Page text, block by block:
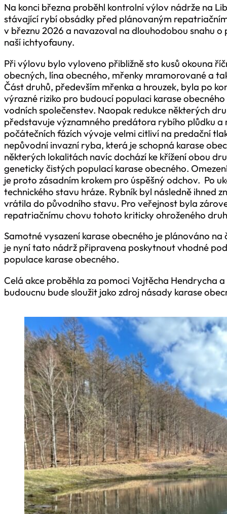
Na konci března proběhl kontrolní výlov nádrže na
stávající rybí obsádky před plánovaným
v březnu 2026 a navazoval na dlouhodobou snahu
naší ichtyofauny.
Při výlovu bylo vyloveno přibližně sto kusů okouna
obecných, lína obecného, mřenky mramorované a
Část druhů, především mřenka a hrouzek, byla po
výrazné riziko pro budoucí populaci karase
vodních společenstev. Naopak redukce některých
představuje významného predátora rybího plůdku a
počátečních fázích vývoje velmi citliví na predační
nepůvodní invazní ryba, která je schopná karase
některých lokalitách navíc dochází ke křížení obou
geneticky čistých populací karase obecného.
je proto zásadním krokem pro úspěšný odchov. Po
technického stavu hráze. Rybník byl následně ihned
vrátila do původního stavu. Pro veřejnost byla
repatriačnímu chovu tohoto kriticky ohroženého
Samotné vysazení karase obecného je plánováno
je nyní tato nádrž připravena poskytnout vhodné
populace karase obecného.
Celá akce proběhla za pomoci Vojtěcha Hendrycha
budoucnu bude sloužit jako zdroj násady karase